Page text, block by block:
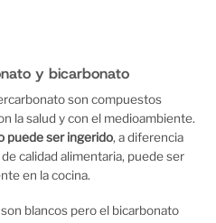
y bicarbonato
son compuestos
la salud y con el medioambiente.
puede ser ingerido, a diferencia
calidad alimentaria, puede ser
en la cocina.
blancos pero el bicarbonato